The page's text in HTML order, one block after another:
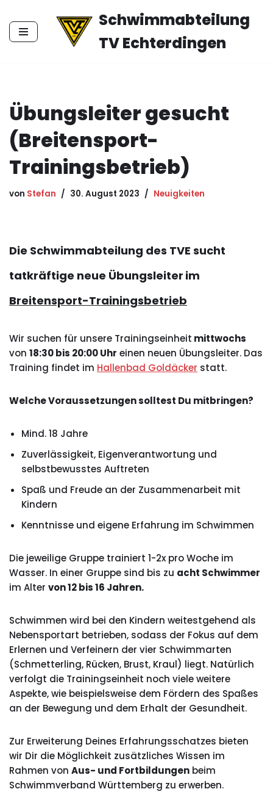
Zum
Schwimmabteilung
TV Echterdingen
Übungsleiter gesucht
(Breitensport-
Trainingsbetrieb)
von Stefan 30. August 2023 Neuigkeiten
Die Schwimmabteilung des TVE sucht
tatkräftige neue Übungsleiter im
Breitensport-Trainingsbetrieb
Wir suchen für unsere Trainingseinheit mittwochs
von 18:30 bis 20:00 Uhr einen neuen Übungsleiter. Das
Training findet im Hallenbad Goldäcker statt.
Welche Voraussetzungen solltest Du mitbringen?
Mind. 18 Jahre
Zuverlässigkeit, Eigenverantwortung und
selbstbewusstes Auftreten
Spaß und Freude an der Zusammenarbeit mit
Kindern
Kenntnisse und eigene Erfahrung im Schwimmen
Die jeweilige Gruppe trainiert 1-2x pro Woche im
Wasser. In einer Gruppe sind bis zu acht Schwimmer
im Alter von 12 bis 16 Jahren.
Schwimmen wird bei den Kindern weitestgehend als
Nebensportart betrieben, sodass der Fokus auf dem
Erlernen und Verfeinern der vier Schwimmarten
(Schmetterling, Rücken, Brust, Kraul) liegt. Natürlich
verfolgt die Trainingseinheit noch viele weitere
Aspekte, wie beispielsweise dem Fördern des Spaßes
an der Bewegung und dem Erhalt der Gesundheit.
Zur Erweiterung Deines Erfahrungsschatzes bieten
wir Dir die Möglichkeit zusätzliches Wissen im
Rahmen von Aus- und Fortbildungen beim
Schwimmverband Württemberg zu erwerben.